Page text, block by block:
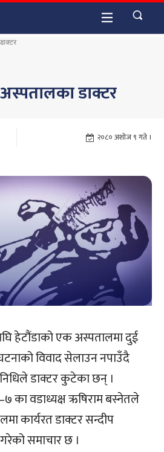
डाक्टर
२०८० अशोज ९ गते ।
हेटौंडाको एक अस्पतालमा दुई
विवाद सेलाउन नपाउँदै
डाक्टर कुटेका छन् ।
का वडाध्यक्ष ऋषिराम बस्नेतले
कार्यरत डाक्टर सन्दीप
समाचार छ ।